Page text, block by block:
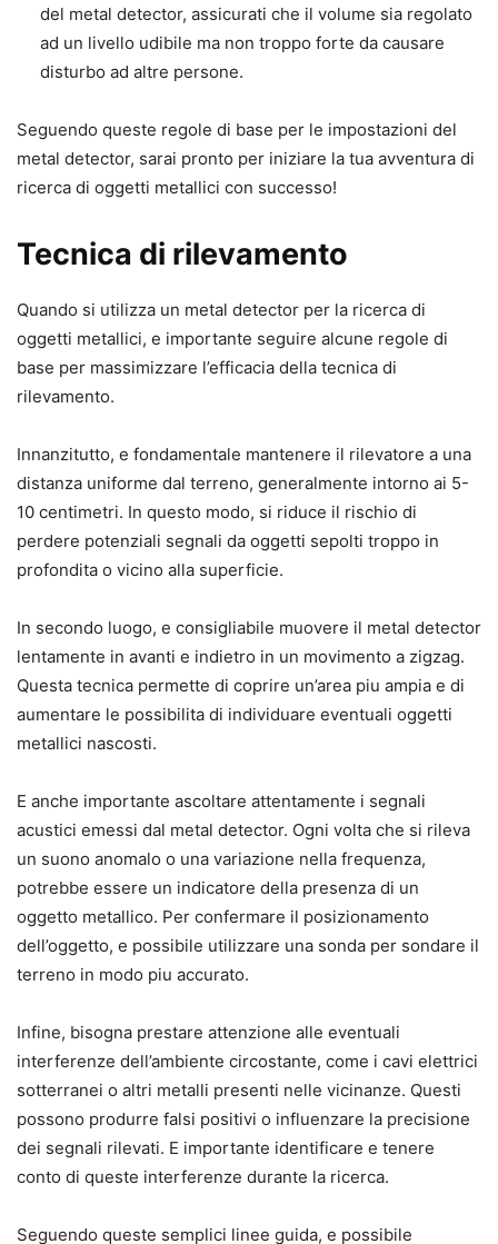
del metal detector, assicurati che il volume sia regolato
ad un livello udibile ma non troppo forte da causare
disturbo ad altre persone.
Seguendo queste regole di base per le impostazioni del
metal detector, sarai pronto per iniziare la tua avventura di
ricerca di oggetti metallici con successo!
Tecnica di rilevamento
Quando si utilizza un metal detector per la ricerca di
oggetti metallici, e importante seguire alcune regole di
base per massimizzare l’efficacia della tecnica di
rilevamento.
Innanzitutto, e fondamentale mantenere il rilevatore a una
distanza uniforme dal terreno, generalmente intorno ai 5-
10 centimetri. In questo modo, si riduce il rischio di
perdere potenziali segnali da oggetti sepolti troppo in
profondita o vicino alla superficie.
In secondo luogo, e consigliabile muovere il metal detector
lentamente in avanti e indietro in un movimento a zigzag.
Questa tecnica permette di coprire un’area piu ampia e di
aumentare le possibilita di individuare eventuali oggetti
metallici nascosti.
E anche importante ascoltare attentamente i segnali
acustici emessi dal metal detector. Ogni volta che si rileva
un suono anomalo o una variazione nella frequenza,
potrebbe essere un indicatore della presenza di un
oggetto metallico. Per confermare il posizionamento
dell’oggetto, e possibile utilizzare una sonda per sondare il
terreno in modo piu accurato.
Infine, bisogna prestare attenzione alle eventuali
interferenze dell’ambiente circostante, come i cavi elettrici
sotterranei o altri metalli presenti nelle vicinanze. Questi
possono produrre falsi positivi o influenzare la precisione
dei segnali rilevati. E importante identificare e tenere
conto di queste interferenze durante la ricerca.
Seguendo queste semplici linee guida, e possibile